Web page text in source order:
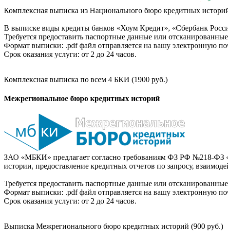
Комплексная выписка из Национального бюро кредитных
В выписке виды кредиты банков «Хоум Кредит», «Сбербанк
Требуется предоставить паспортные данные или
Формат выписки: .pdf файл отправляется на вашу электронную
Срок оказания услуги: от 2 до 24 часов.
Комплексная выписка по всем 4 БКИ (1900 руб.)
Межрегиональное бюро кредитных историй
ЗАО «МБКИ» предлагает согласно требованиям ФЗ РФ №218-ФЗ
истории, предоставление кредитных отчетов по запросу,
Требуется предоставить паспортные данные или
Формат выписки: .pdf файл отправляется на вашу электронную
Срок оказания услуги: от 2 до 24 часов.
Выписка Межрегионального бюро кредитных историй (900 руб.)